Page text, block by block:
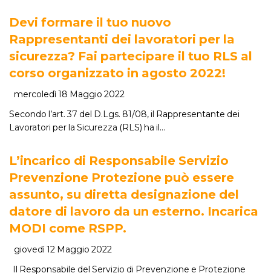
Devi formare il tuo nuovo
Rappresentanti dei lavoratori per la
sicurezza? Fai partecipare il tuo RLS al
corso organizzato in agosto 2022!
mercoledì 18 Maggio 2022
Secondo l’art. 37 del D.Lgs. 81/08, il Rappresentante dei
Lavoratori per la Sicurezza (RLS) ha il…
L’incarico di Responsabile Servizio
Prevenzione Protezione può essere
assunto, su diretta designazione del
datore di lavoro da un esterno. Incarica
MODI come RSPP.
giovedì 12 Maggio 2022
Il Responsabile del Servizio di Prevenzione e Protezione